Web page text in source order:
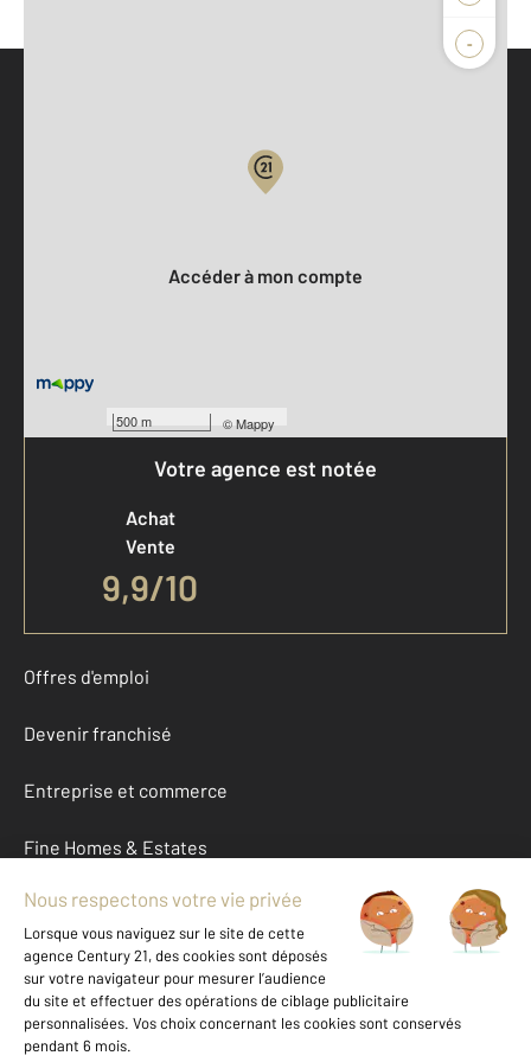
-
500 m ©Mappy
Accéder à mon compte
Votre agence est notée
Achat
Vente
9,9/10
Offres d'emploi
Devenir franchisé
Entreprise et commerce
Fine Homes & Estates
À propos
International
Nous contacter